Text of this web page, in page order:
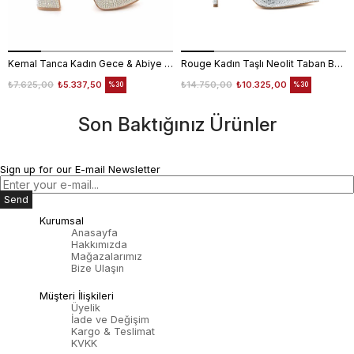
Kemal Tanca Kadın Gece & Abiye Ayakkabı 4360
₺5.337,50
₺7.625,00 %30
Rouge Kadın Taşlı Neolit Taban Beyaz Süet Gece & Abiye Ayakkabı
₺10.325,00
₺14.750,00 %30
Son Baktığınız Ürünler
Sign up for our E-mail Newsletter
Send
Kurumsal
Anasayfa
Hakkımızda
Mağazalarımız
Bize Ulaşın
Müşteri İlişkileri
Üyelik
İade ve Değişim
Kargo & Teslimat
KVKK